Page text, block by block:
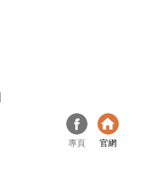
專頁 官網